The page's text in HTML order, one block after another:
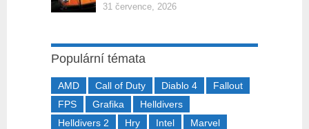
31 července, 2026
Populární témata
AMD Call of Duty Diablo 4
Fallout
FPS
Grafika
Helldivers
Helldivers 2
Hry Intel
Marvel